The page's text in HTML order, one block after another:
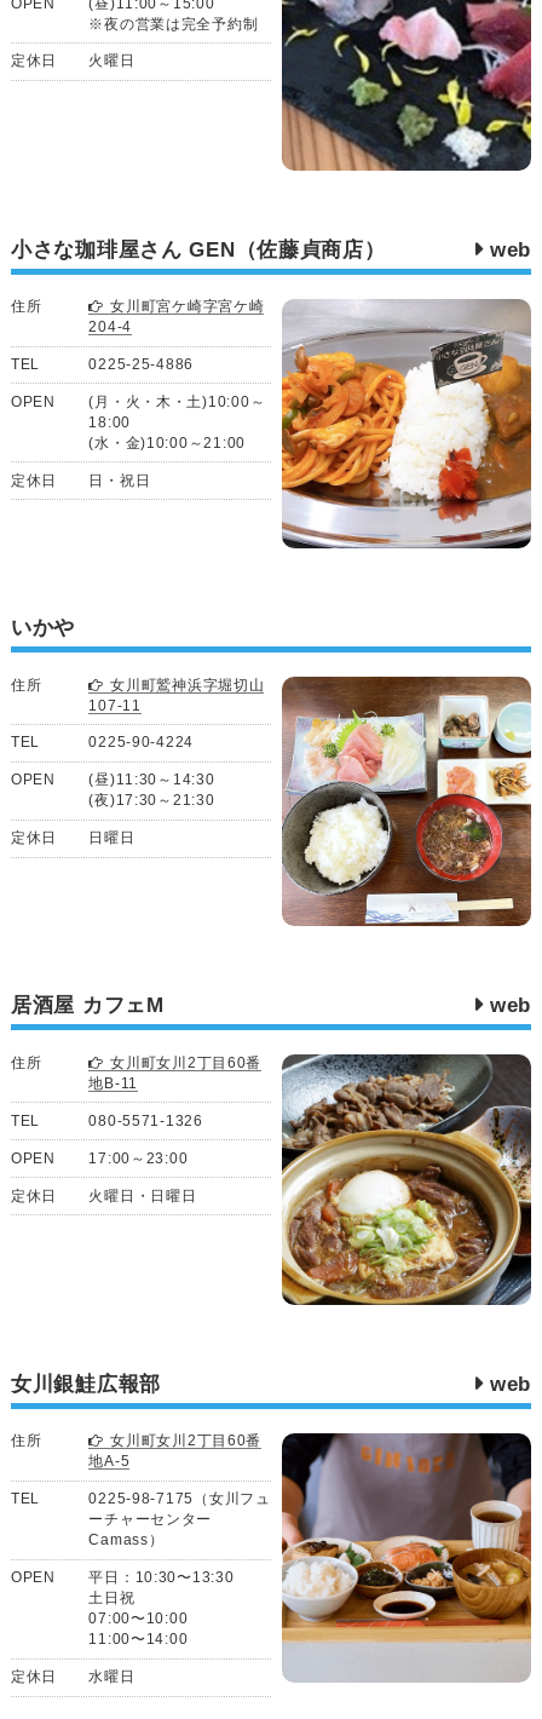
OPEN
(昼)11:00～15:00
※夜の営業は完全予約制
定休日 火曜日
小さな珈琲屋さん GEN（佐藤貞商店） web
住所
女川町宮ケ崎字宮ケ崎
204-4
TEL 0225-25-4886
OPEN
(月・火・木・土)10:00～
18:00
(水・金)10:00～21:00
定休日 日・祝日
いかや
住所
女川町鷲神浜字堀切山
107-11
TEL 0225-90-4224
OPEN
(昼)11:30～14:30
(夜)17:30～21:30
定休日 日曜日
居酒屋 カフェM web
住所
女川町女川2丁目60番
地B-11
TEL 080-5571-1326
OPEN 17:00～23:00
定休日 火曜日・日曜日
女川銀鮭広報部 web
住所
女川町女川2丁目60番
地A-5
TEL
0225-98-7175（女川フュ
ーチャーセンター
Camass）
OPEN
平日：10:30〜13:30
土日祝
07:00〜10:00
11:00〜14:00
定休日 水曜日